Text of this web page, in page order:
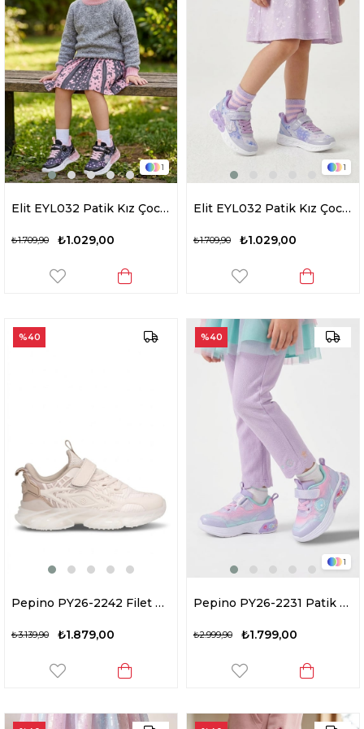
1
Elit EYL032 Patik Kız Çocuk Yürüyüş Ayakkabısı Siyah
₺1.029,00
₺1.709,90
1
Elit EYL032 Patik Kız Çocuk Yürüyüş Ayakkabısı Lila
₺1.029,00
₺1.709,90
Pepino PY26-2242 Filet Kız Çocuk Yürüyüş Ayakkabısı Krem
₺1.879,00
₺3.139,90
%40
1
Pepino PY26-2231 Patik Kız Çocuk Yürüyüş Ayakkabısı Lila
₺1.799,00
₺2.999,90
%40